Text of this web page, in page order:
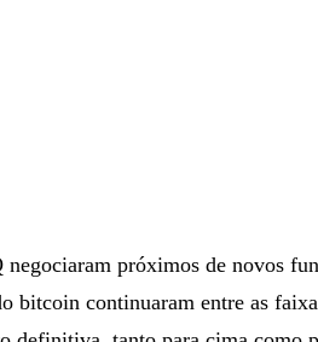
próximos de novos
bitcoin continuaram entre as